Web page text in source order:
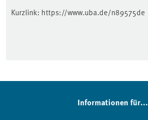
Kurzlink: https://www.uba.de/n89575de
Informationen für...